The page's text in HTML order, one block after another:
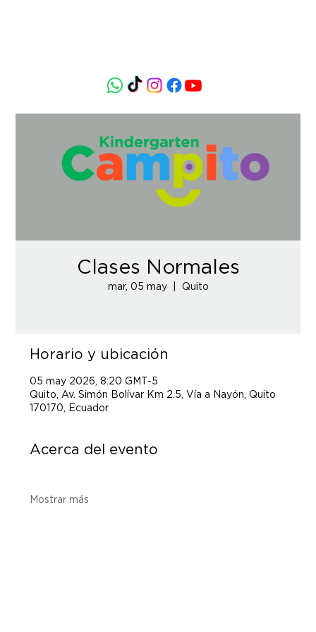
Clases Normales
mar, 05 may
  |
Quito
Horario y ubicación
05 may 2026, 8:20 GMT-5
Quito, Av. Simón Bolívar Km 2.5, Vía a Nayón, Quito
170170, Ecuador
Acerca del evento
Mostrar más